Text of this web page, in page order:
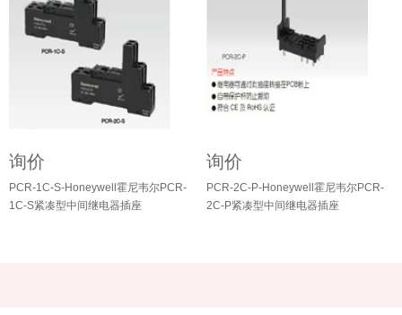
询价
PCR-1C-S-Honeywell霍尼韦尔PCR-
1C-S紧凑型中间继电器插座
询价
PCR-2C-P-Honeywell霍尼韦尔PCR-
2C-P紧凑型中间继电器插座